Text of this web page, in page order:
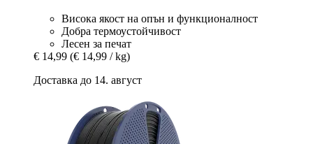
Висока якост на опън и функционалност
Добра термоустойчивост
Лесен за печат
€ 14,99 (€ 14,99 / kg)
Доставка до 14. август